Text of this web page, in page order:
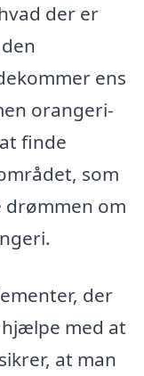
der er
ens
orangeri-
finde
som
drømmen om
der
med at
at man